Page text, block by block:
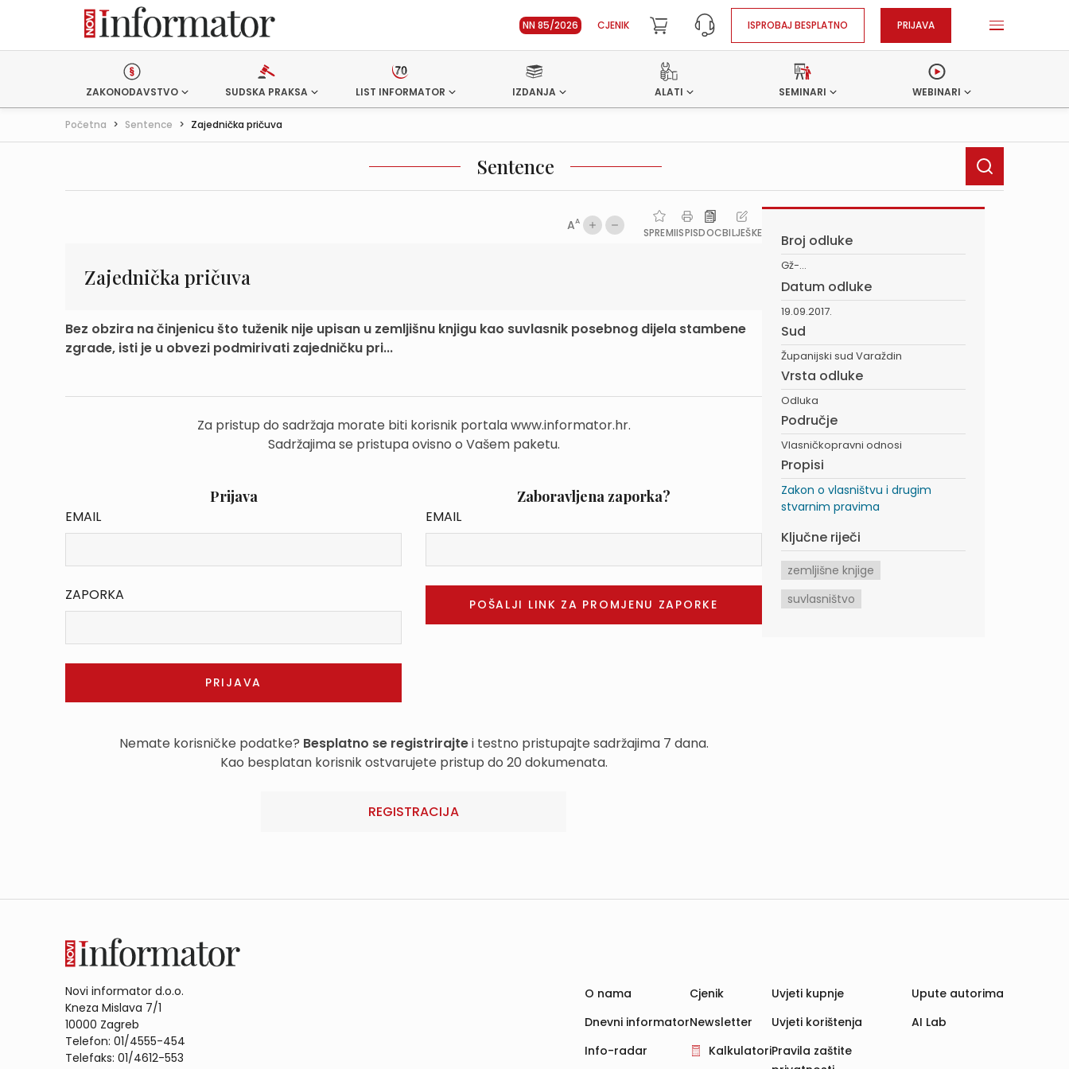
NN 85/2026 CJENIK ISPROBAJ BESPLATNO PRIJAVA
ZAKONODAVSTVO SUDSKA PRAKSA LIST INFORMATOR IZDANJA ALATI SEMINARI WEBINARI
Početna > Sentence > Zajednička pričuva
Sentence
AA
SPREMIISPISDOCBILJEŠKE
Zajednička pričuva
Bez obzira na činjenicu što tuženik nije upisan u zemljišnu knjigu kao suvlasnik posebnog dijela stambene
zgrade, isti je u obvezi podmirivati zajedničku pri...
Za pristup do sadržaja morate biti korisnik portala www.informator.hr.
Sadržajima se pristupa ovisno o Vašem paketu.
Prijava
EMAIL
ZAPORKA
Zaboravljena zaporka?
EMAIL
Nemate korisničke podatke? Besplatno se registrirajtei testno pristupajte sadržajima 7 dana.
Kao besplatan korisnik ostvarujete pristup do 20 dokumenata.
REGISTRACIJA
Broj odluke
Gž-...
Datum odluke
19.09.2017.
Sud
Županijski sud Varaždin
Vrsta odluke
Odluka
Područje
Vlasničkopravni odnosi
Propisi
Zakon o vlasništvu i drugim
stvarnim pravima
Ključne riječi
zemljišne knjige
suvlasništvo
Novi informator d.o.o.
Kneza Mislava 7/1
10000 Zagreb
Telefon: 01/4555-454
Telefaks: 01/4612-553
O nama
Dnevni informator
Info-radar
Cjenik
Newsletter
Kalkulatori
Uvjeti kupnje
Uvjeti korištenja
Pravila zaštite
Upute autorima
AI Lab